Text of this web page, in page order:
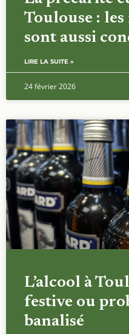
Toulouse :
sont aussi
LIRE LA SUITE »
24 février 2026
L’alcool à
festive ou
banalisé